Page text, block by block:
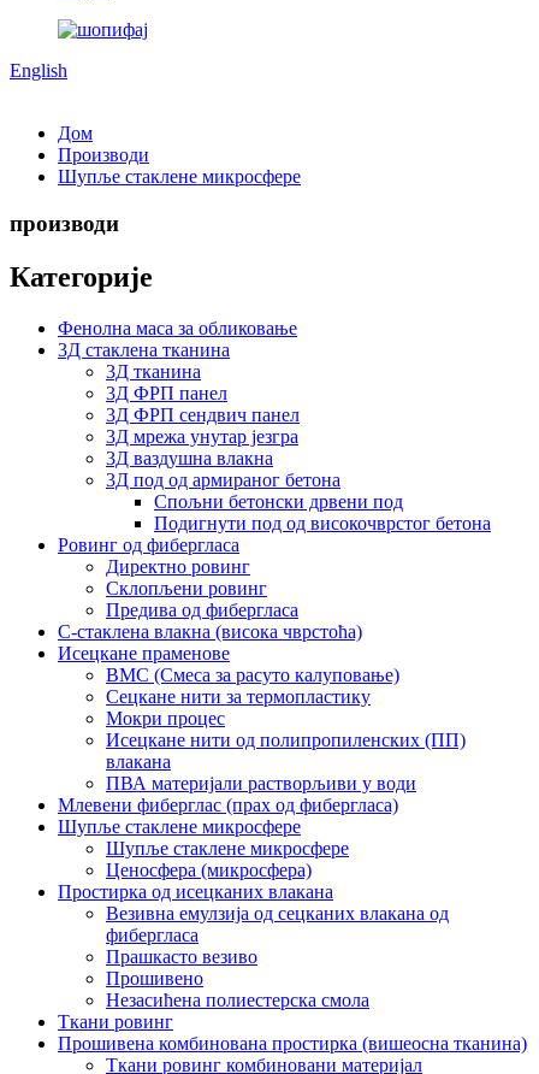
English
Дом
Производи
Шупље стаклене микросфере
производи
Категорије
Фенолна маса за обликовање
3Д стаклена тканина
3Д тканина
3Д ФРП панел
3Д ФРП сендвич панел
3Д мрежа унутар језгра
3Д ваздушна влакна
3Д под од армираног бетона
Спољни бетонски дрвени под
Подигнути под од високочврстог бетона
Ровинг од фибергласа
Директно ровинг
Склопљени ровинг
Предива од фибергласа
С-стаклена влакна (висока чврстоћа)
Исецкане праменове
BMC (Смеса за расуто калуповање)
Сецкане нити за термопластику
Мокри процес
Исецкане нити од полипропиленских (ПП)
влакана
ПВА материјали растворљиви у води
Млевени фиберглас (прах од фибергласа)
Шупље стаклене микросфере
Шупље стаклене микросфере
Ценосфера (микросфера)
Простирка од исецканих влакана
Везивна емулзија од сецканих влакана од
фибергласа
Прашкасто везиво
Прошивено
Незасићена полиестерска смола
Ткани ровинг
Прошивена комбинована простирка (вишеосна тканина)
Ткани ровинг комбиновани материјал